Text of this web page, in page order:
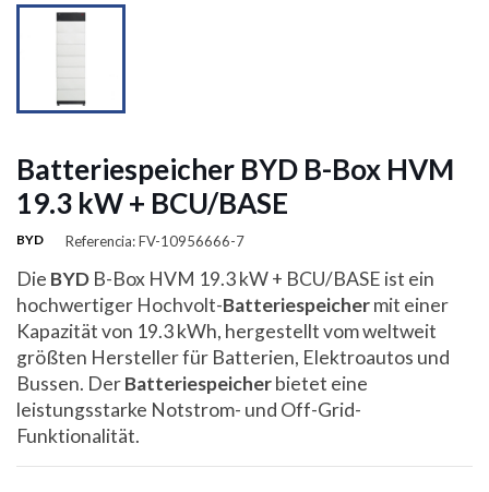
Batteriespeicher BYD B-Box HVM
19.3 kW + BCU/BASE
BYD Referencia: FV-10956666-7
Die BYD B-Box HVM 19.3 kW + BCU/BASE ist ein
hochwertiger Hochvolt-Batteriespeichermit einer
Kapazität von 19.3 kWh, hergestellt vom weltweit
größten Hersteller für Batterien, Elektroautos und
Bussen. DerBatteriespeicherbietet eine
leistungsstarke Notstrom- und Off-Grid-
Funktionalität.